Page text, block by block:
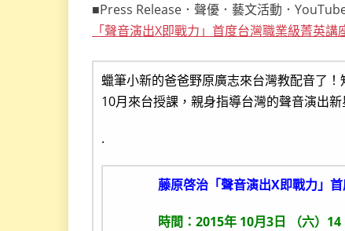
■Press Release．聲優．藝文活動．
「聲音演出X即戰力」首度台灣職業級菁英講
蠟筆小新的爸爸野原廣志來台灣教配音了
10月來台授課，親身指導台灣的聲音演出新
.
藤原啓治「聲音演出X即戰力」
時間：2015年 10月3日 （六）